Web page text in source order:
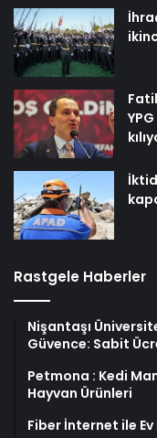
Rastgele Haberler
Nişantaşı
Güvence: Sabit
Petmona : Kedi
Hayvan Ürünleri
Fiber İnternet ile